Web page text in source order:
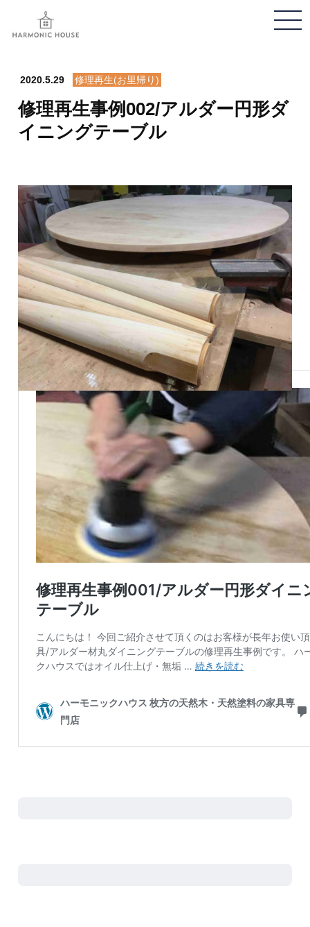
メ
開
2020.5.29 修理再生(お里帰り)
修理再生事例002/アルダー円形ダ
イニングテーブル
前回に引き続き、丸テーブルの修理再生事例です。